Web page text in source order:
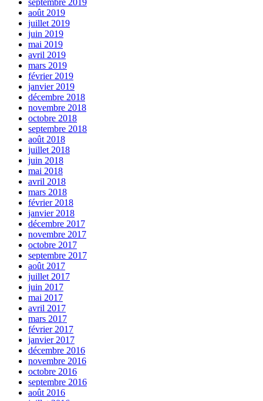
août 2019
juillet 2019
juin 2019
mai 2019
avril 2019
mars 2019
février 2019
janvier 2019
décembre 2018
novembre 2018
octobre 2018
septembre 2018
août 2018
juillet 2018
juin 2018
mai 2018
avril 2018
mars 2018
février 2018
janvier 2018
décembre 2017
novembre 2017
octobre 2017
septembre 2017
août 2017
juillet 2017
juin 2017
mai 2017
avril 2017
mars 2017
février 2017
janvier 2017
décembre 2016
novembre 2016
octobre 2016
septembre 2016
août 2016